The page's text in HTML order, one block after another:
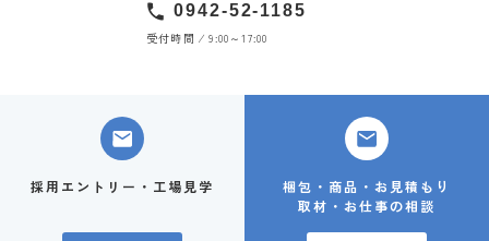
0942-52-1185
受付時間 ⁄ 9:00～17:00
採用エントリー・工場見学
梱包・商品・お見積もり
取材・お仕事の相談